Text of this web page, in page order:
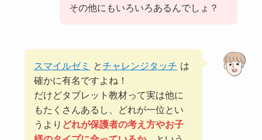
その他にもいろいろあるんでしょ？
スマイルゼミ とチャレンジタッチ は
確かに有名ですよね！
だけどタブレット教材って実は他に
もたくさんあるし、どれが一位とい
うより どれが保護者の考え方やお子